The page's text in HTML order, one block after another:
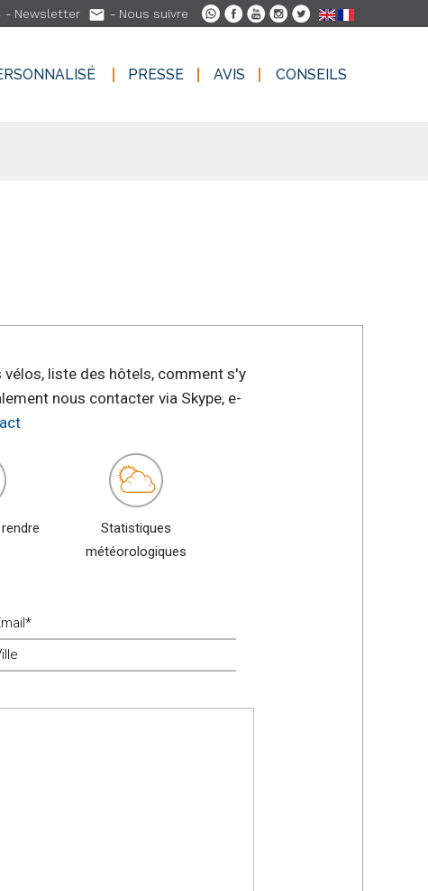
- Newsletter  - Nous suivre
PRESSE AVIS CONSEILS
liste des hôtels, comment s'y
nous contacter via Skype, e-
Statistiques
météorologiques